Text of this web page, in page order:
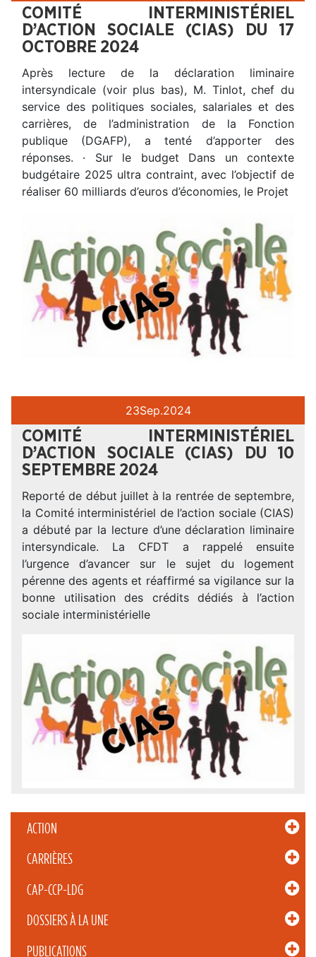
ACTION
CARRIÈRES
CAP-CCP-LDG
DOSSIERS À LA UNE
PUBLICATIONS
COMITÉ INTERMINISTÉRIEL
D’ACTION SOCIALE (CIAS) DU 17
OCTOBRE 2024
Après lecture de la déclaration liminaire
intersyndicale (voir plus bas), M. Tinlot, chef du
service des politiques sociales, salariales et des
carrières, de l’administration de la Fonction
publique (DGAFP), a tenté d’apporter des
réponses. · Sur le budget Dans un contexte
budgétaire 2025 ultra contraint, avec l’objectif de
réaliser 60 milliards d’euros d’économies, le Projet
23Sep.2024
COMITÉ INTERMINISTÉRIEL
D’ACTION SOCIALE (CIAS) DU 10
SEPTEMBRE 2024
Reporté de début juillet à la rentrée de septembre,
la Comité interministériel de l’action sociale (CIAS)
a débuté par la lecture d’une déclaration liminaire
intersyndicale. La CFDT a rappelé ensuite
l’urgence d’avancer sur le sujet du logement
pérenne des agents et réaffirmé sa vigilance sur la
bonne utilisation des crédits dédiés à l’action
sociale interministérielle